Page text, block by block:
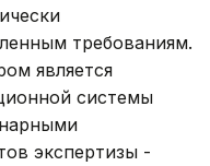
требованиям.
является
системы
экспертизы -